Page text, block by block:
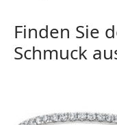
Finden Sie
Schmuck